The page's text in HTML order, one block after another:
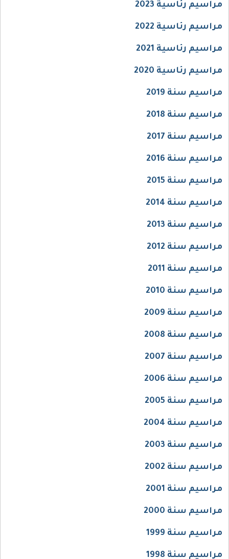
مراسيم رئاسية 2023
مراسيم رئاسية 2022
مراسيم رئاسية 2021
مراسيم رئاسية 2020
مراسيم سنة 2019
مراسيم سنة 2018
مراسيم سنة 2017
مراسيم سنة 2016
مراسيم سنة 2015
مراسيم سنة 2014
مراسيم سنة 2013
مراسيم سنة 2012
مراسيم سنة 2011
مراسيم سنة 2010
مراسيم سنة 2009
مراسيم سنة 2008
مراسيم سنة 2007
مراسيم سنة 2006
مراسيم سنة 2005
مراسيم سنة 2004
مراسيم سنة 2003
مراسيم سنة 2002
مراسيم سنة 2001
مراسيم سنة 2000
مراسيم سنة 1999
مراسيم سنة 1998